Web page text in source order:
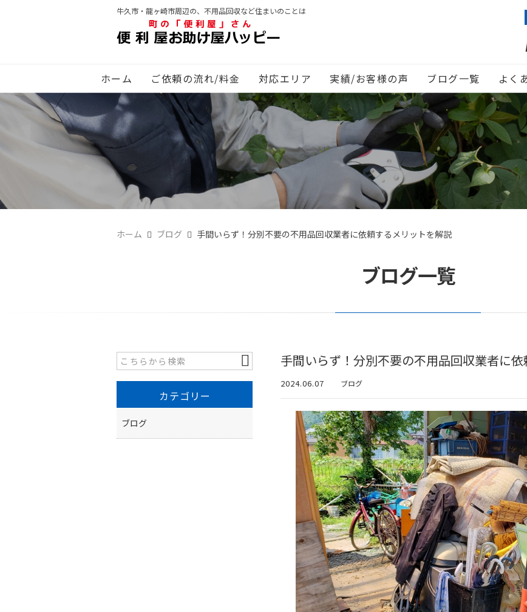
牛久市・龍ヶ崎市周辺の、不用品回収など住まいのことは
ホーム ご依頼の流れ/料金 対応エリア 実績/お客様の声 ブログ一覧 よく
ホーム ブログ 手間いらず！分別不要の不用品回収業者に依頼するメリットを解説
ブログ一覧
手間いらず！分別不要の不用品回収業者に
2024.06.07 ブログ
カテゴリー
ブログ